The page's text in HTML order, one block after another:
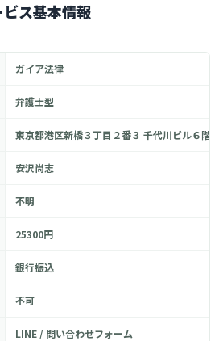
ス基本情報
ガイア法律
弁護士型
東京都港区新橋３丁目２番３ 千代川ビル６階
安沢尚志
不明
25300円
銀行振込
不可
LINE / 問い合わせフォーム